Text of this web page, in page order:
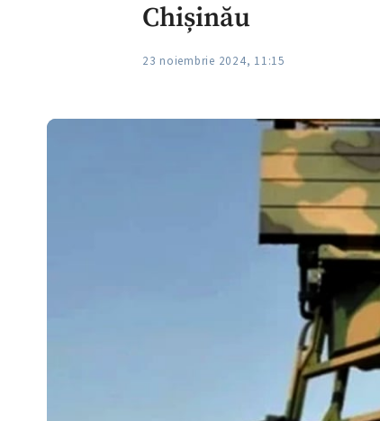
Chișinău
23 noiembrie 2024, 11:15